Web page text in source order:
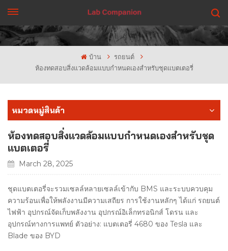
บ้าน
รถยนต์
ห้องทดสอบสิ่งแวดล้อมแบบกำหนดเองสำหรับชุดแบตเตอรี่
หมวดหมู่สินค้า
ห้องทดสอบสิ่งแวดล้อมแบบกำหนดเองสำหรับชุด
แบตเตอรี่
March 28, 2025
ชุดแบตเตอรี่จะรวมเซลล์หลายเซลล์เข้ากับ BMS และระบบควบคุม
ความร้อนเพื่อให้พลังงานมีความเสถียร การใช้งานหลักๆ ได้แก่ รถยนต์
ไฟฟ้า อุปกรณ์จัดเก็บพลังงาน อุปกรณ์อิเล็กทรอนิกส์ โดรน และ
อุปกรณ์ทางการแพทย์ ตัวอย่าง: แบตเตอรี่ 4680 ของ Tesla และ
Blade ของ BYD